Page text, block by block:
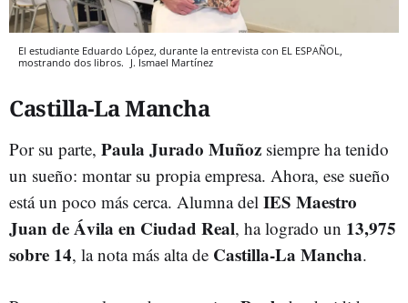
El estudiante Eduardo López, durante la entrevista con EL ESPAÑOL,
mostrando dos libros. J. Ismael Martínez
Castilla-La Mancha
Por su parte, Paula Jurado Muñoz siempre ha tenido
un sueño: montar su propia empresa. Ahora, ese sueño
está un poco más cerca. Alumna del IES Maestro
Juan de Ávila en Ciudad Real, ha logrado un 13,975
sobre 14, la nota más alta de Castilla-La Mancha.